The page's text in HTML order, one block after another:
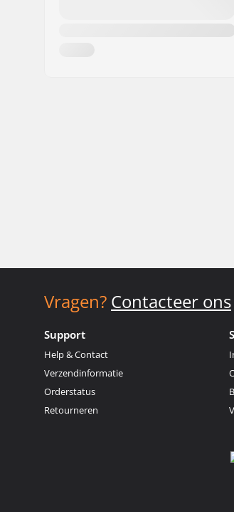
Vragen? Contacteer ons
Support
Help & Contact
Verzendinformatie
Orderstatus
Retourneren